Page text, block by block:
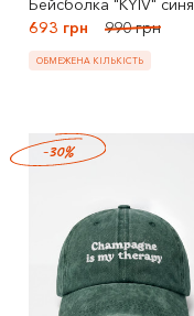
Бейсболка "KYIV" синя
693 грн
990 грн
ОБМЕЖЕНА КІЛЬКІСТЬ
-30%